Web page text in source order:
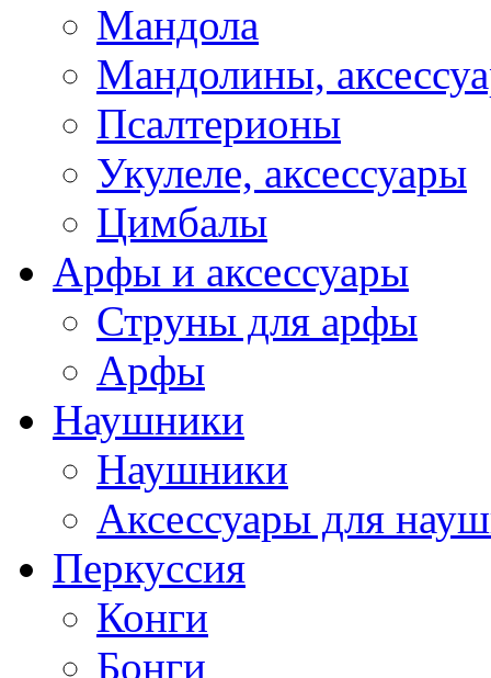
Мандола
Мандолины,
Псалтерионы
Укулеле, аксессуары
Цимбалы
Арфы и аксессуары
Струны для арфы
Арфы
Наушники
Наушники
Аксессуары для
Перкуссия
Конги
Бонги